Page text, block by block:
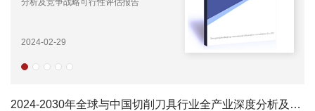
分析及竞争战略可行性评估报告
2024-02-29
2024-2030年全球与中国切削刀具行业全产业深度分析及投资战略可行性评估预测报告